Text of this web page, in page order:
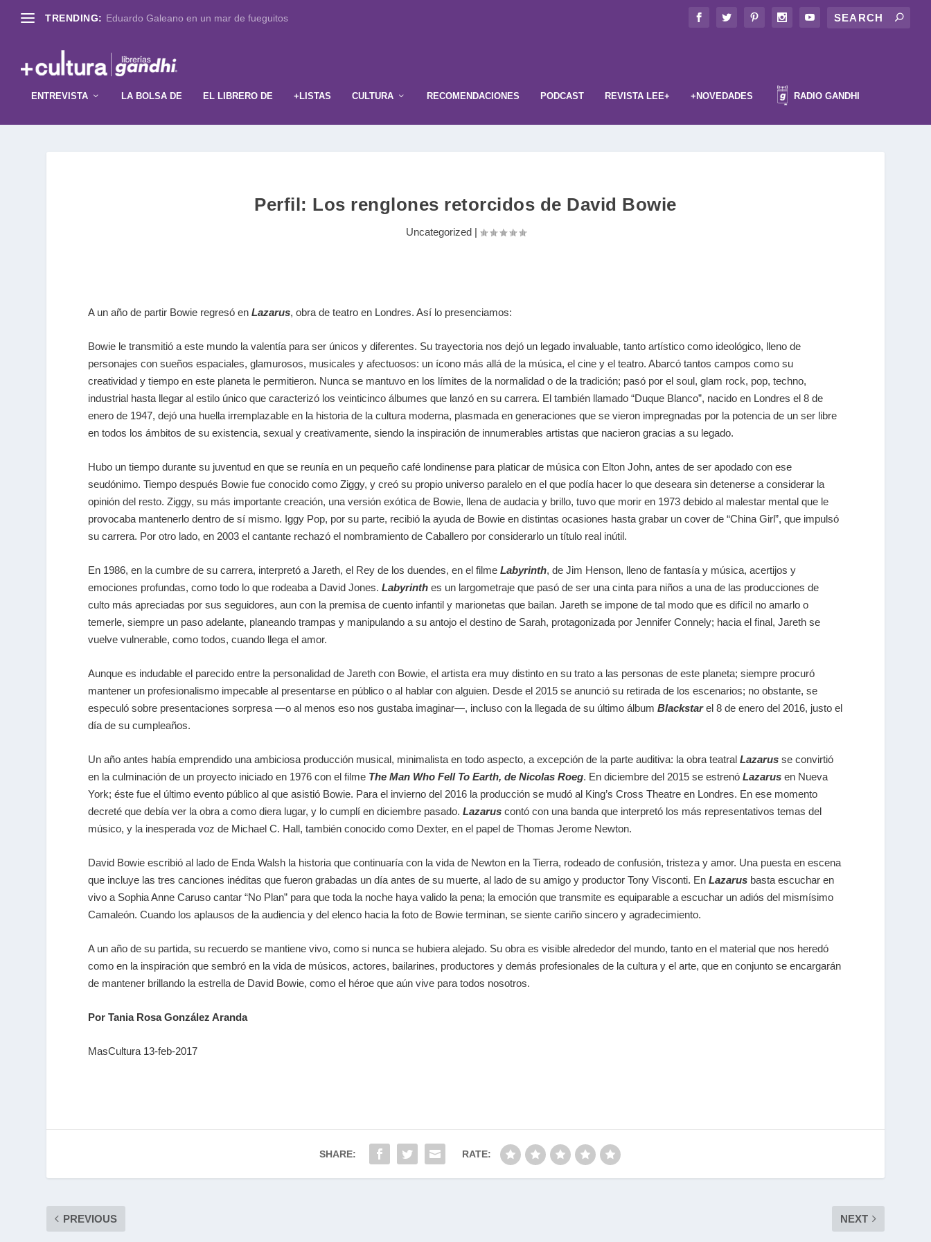
TRENDING: Eduardo Galeano en un mar de fueguitos
ENTREVISTA LA BOLSA DE EL LIBRERO DE +LISTAS CULTURA RECOMENDACIONES PODCAST REVISTA LEE+ +NOVEDADES RADIO GANDHI
Perfil: Los renglones retorcidos de David Bowie
Uncategorized|
A un año de partir Bowie regresó enLazarus, obra de teatro en Londres. Así lo presenciamos:
Bowie le transmitió a este mundo la valentía para ser únicos y diferentes. Su trayectoria nos dejó un legado invaluable, tanto artístico como ideológico, lleno de
personajes con sueños espaciales, glamurosos, musicales y afectuosos: un ícono más allá de la música, el cine y el teatro. Abarcó tantos campos como su
creatividad y tiempo en este planeta le permitieron. Nunca se mantuvo en los límites de la normalidad o de la tradición; pasó por el soul, glam rock, pop, techno,
industrial hasta llegar al estilo único que caracterizó los veinticinco álbumes que lanzó en su carrera. El también llamado “Duque Blanco”, nacido en Londres el 8 de
enero de 1947, dejó una huella irremplazable en la historia de la cultura moderna, plasmada en generaciones que se vieron impregnadas por la potencia de un ser libre
en todos los ámbitos de su existencia, sexual y creativamente, siendo la inspiración de innumerables artistas que nacieron gracias a su legado.
Hubo un tiempo durante su juventud en que se reunía en un pequeño café londinense para platicar de música con Elton John, antes de ser apodado con ese
seudónimo. Tiempo después Bowie fue conocido como Ziggy, y creó su propio universo paralelo en el que podía hacer lo que deseara sin detenerse a considerar la
opinión del resto. Ziggy, su más importante creación, una versión exótica de Bowie, llena de audacia y brillo, tuvo que morir en 1973 debido al malestar mental que le
provocaba mantenerlo dentro de sí mismo. Iggy Pop, por su parte, recibió la ayuda de Bowie en distintas ocasiones hasta grabar un cover de “China Girl”, que impulsó
su carrera. Por otro lado, en 2003 el cantante rechazó el nombramiento de Caballero por considerarlo un título real inútil.
En 1986, en la cumbre de su carrera, interpretó a Jareth, el Rey de los duendes, en el filmeLabyrinth, de Jim Henson, lleno de fantasía y música, acertijos y
emociones profundas, como todo lo que rodeaba a David Jones.Labyrinth es un largometraje que pasó de ser una cinta para niños a una de las producciones de
culto más apreciadas por sus seguidores, aun con la premisa de cuento infantil y marionetas que bailan. Jareth se impone de tal modo que es difícil no amarlo o
temerle, siempre un paso adelante, planeando trampas y manipulando a su antojo el destino de Sarah, protagonizada por Jennifer Connely; hacia el final, Jareth se
vuelve vulnerable, como todos, cuando llega el amor.
Aunque es indudable el parecido entre la personalidad de Jareth con Bowie, el artista era muy distinto en su trato a las personas de este planeta; siempre procuró
mantener un profesionalismo impecable al presentarse en público o al hablar con alguien. Desde el 2015 se anunció su retirada de los escenarios; no obstante, se
especuló sobre presentaciones sorpresa —o al menos eso nos gustaba imaginar—, incluso con la llegada de su último álbumBlackstarel 8 de enero del 2016, justo el
día de su cumpleaños.
Un año antes había emprendido una ambiciosa producción musical, minimalista en todo aspecto, a excepción de la parte auditiva: la obra teatralLazarus se convirtió
en la culminación de un proyecto iniciado en 1976 con el filme The Man Who Fell To Earth, de Nicolas Roeg. En diciembre del 2015 se estrenóLazarus en Nueva
York; éste fue el último evento público al que asistió Bowie. Para el invierno del 2016 la producción se mudó al King’s Cross Theatre en Londres. En ese momento
decreté que debía ver la obra a como diera lugar, y lo cumplí en diciembre pasado.Lazarus contó con una banda que interpretó los más representativos temas del
músico, y la inesperada voz de Michael C. Hall, también conocido como Dexter, en el papel de Thomas Jerome Newton.
David Bowie escribió al lado de Enda Walsh la historia que continuaría con la vida de Newton en la Tierra, rodeado de confusión, tristeza y amor. Una puesta en escena
que incluye las tres canciones inéditas que fueron grabadas un día antes de su muerte, al lado de su amigo y productor Tony Visconti. EnLazarus basta escuchar en
vivo a Sophia Anne Caruso cantar “No Plan” para que toda la noche haya valido la pena; la emoción que transmite es equiparable a escuchar un adiós del mismísimo
Camaleón. Cuando los aplausos de la audiencia y del elenco hacia la foto de Bowie terminan, se siente cariño sincero y agradecimiento.
A un año de su partida, su recuerdo se mantiene vivo, como si nunca se hubiera alejado. Su obra es visible alrededor del mundo, tanto en el material que nos heredó
como en la inspiración que sembró en la vida de músicos, actores, bailarines, productores y demás profesionales de la cultura y el arte, que en conjunto se encargarán
de mantener brillando la estrella de David Bowie, como el héroe que aún vive para todos nosotros.
Por Tania Rosa González Aranda
MasCultura 13-feb-2017
SHARE: RATE:
PREVIOUS NEXT